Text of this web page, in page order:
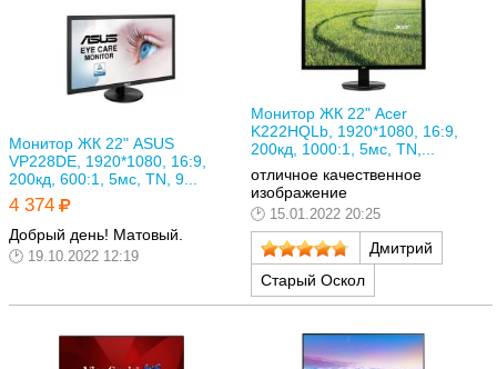
Монитор ЖК 22" ASUS
VP228DE, 1920*1080, 16:9,
200кд, 600:1, 5мс, TN, 9...
4 374
Добрый день! Матовый.
19.10.2022 12:19
Монитор ЖК 22" Acer
K222HQLb, 1920*1080, 16:9,
200кд, 1000:1, 5мс, TN,...
отличное качественное
изображение
15.01.2022 20:25
Дмитрий
Старый Оскол